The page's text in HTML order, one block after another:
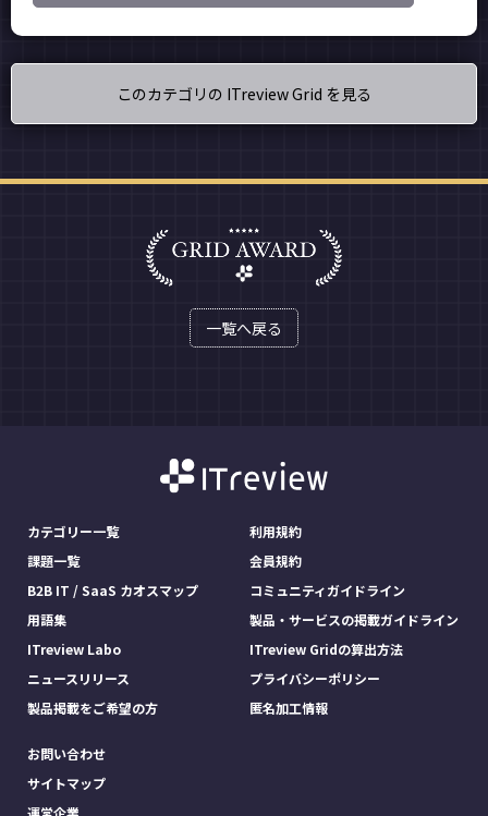
このカテゴリの ITreview Grid を見る
一覧へ戻る
カテゴリー一覧
課題一覧
B2B IT / SaaS カオスマップ
用語集
ITreview Labo
ニュースリリース
製品掲載をご希望の方
利用規約
会員規約
コミュニティガイドライン
製品・サービスの掲載ガイドライン
ITreview Gridの算出方法
プライバシーポリシー
匿名加工情報
お問い合わせ
サイトマップ
運営企業